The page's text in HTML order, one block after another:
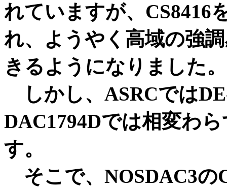
れていますが、CS8416
れ、ようやく高域の強
きるようになりました。
しかし、ASRCでは
DAC1794Dでは相変わ
す。
そこで、NOSDAC3の